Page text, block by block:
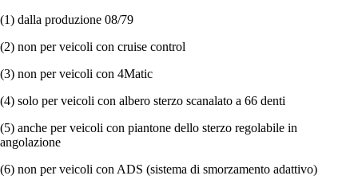
(1) dalla produzione 08/79
(2) non per veicoli con cruise control
(3) non per veicoli con 4Matic
(4) solo per veicoli con albero sterzo scanalato a 66 denti
(5) anche per veicoli con piantone dello sterzo regolabile in
angolazione
(6) non per veicoli con ADS (sistema di smorzamento adattivo)